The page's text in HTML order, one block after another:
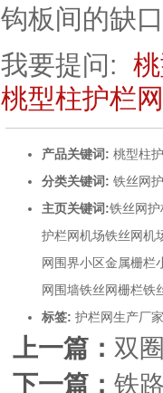
钩板间的缺
我要提问:
桃型柱护栏
产品关键词: 桃型柱
分类关键词: 铁丝网
主页关键词:铁丝网护
护栏网机场铁丝网机
网围界小区金属栅栏
网围墙铁丝网栅栏铁
标签: 护栏网生产厂家
上一篇： 双
下一篇： 铁